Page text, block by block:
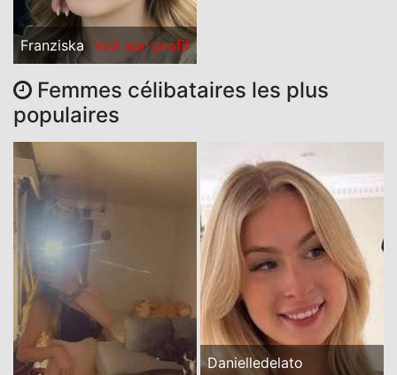
Franziska Voir son profil
Femmes célibataires les plus
populaires
Danielledelato